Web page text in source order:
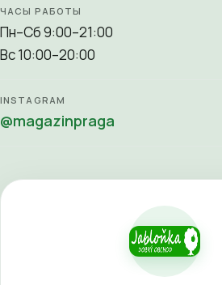
ЧАСЫ РАБОТЫ
Пн–Сб 9:00–21:00
Вс 10:00–20:00
INSTAGRAM
@magazinpraga